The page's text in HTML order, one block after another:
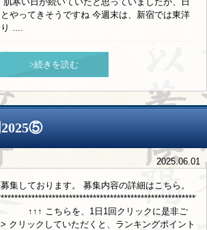
やってきそうですね 今週末は、新宿では東洋
....
>続きを読む
2025⑤
2025.06.01
集しております。 募集内容の詳細はこちら。
を、1日1回クリックに是非ご
クリックしていただくと、ランキングポイント